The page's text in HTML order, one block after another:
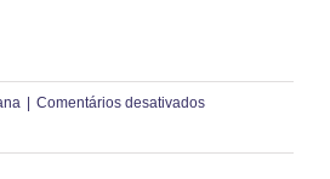
Comentários desativadosem